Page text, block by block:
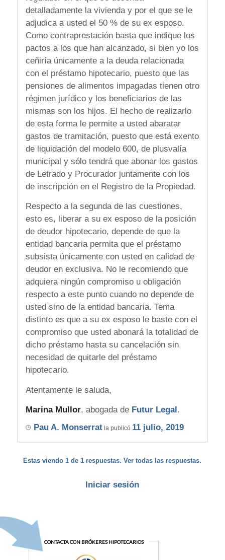
detalladamente la vivienda y por el que se le
adjudica a usted el 50 % de su ex esposo.
Como contraprestación basta que indique los
pactos a los que han alcanzado, si bien yo los
ceñiría únicamente a la deuda relacionada
con el préstamo hipotecario, puesto que las
pensiones de alimentos impagadas tienen otro
régimen jurídico y los beneficiarios de las
mismas son los hijos. El hecho de realizarlo
de esta forma le permite a usted abaratar
gastos de tramitación, puesto que está exento
de liquidación del modelo 600, de plusvalía
municipal y sólo tendrá que abonar los gastos
de Letrado y Procurador juntamente con los
de inscripción en el Registro de la Propiedad.
Respecto a la segunda de las cuestiones,
esto es, liberar a su ex esposo de la posición
de deudor hipotecario, depende de que la
entidad bancaria permita que el préstamo
subsista únicamente con usted en calidad de
deudor en exclusiva. No le recomiendo que
adquiera ningún compromiso u obligación
respecto a este punto cuando no depende de
usted sino de la entidad bancaria. Tema
distinto es que a su ex esposo le baste con el
compromiso que usted abonará la totalidad de
dicho préstamo hasta su cancelación sin
necesidad de quitarle del préstamo
hipotecario.
Atentamente le saluda,
Marina Mullor, abogada de Futur Legal .
Pau A. Monserratla publicó 11 julio, 2019
Estas viendo 1 de 1 respuestas. Ver todas las respuestas.
Iniciar sesión